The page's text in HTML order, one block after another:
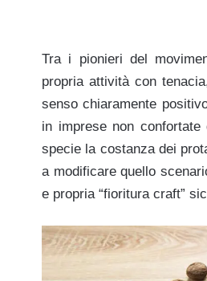
Tra i pionieri del
propria attività con
senso chiaramente
in imprese non
specie la costanza dei
a modificare quello
e propria “fioritura craft”